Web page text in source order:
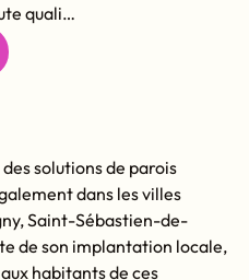
quali…
solutions de parois
dans les villes
Saint-Sébastien-de-
de son implantation locale,
habitants de ces